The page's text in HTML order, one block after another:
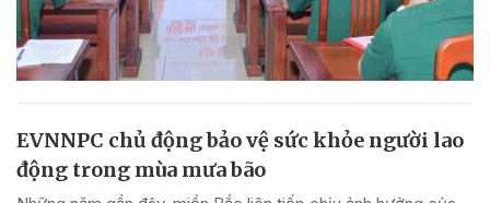
EVNNPC chủ động bảo vệ sức khỏe người lao
động trong mùa mưa bão